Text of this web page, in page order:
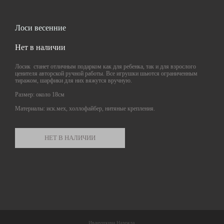
Лоси весенние
Нет в наличии
Лосик станет отличным подарком как для ребенка, так и для взрослого
ценителя авторской ручной работы. Все игрушки шьются ограниченным
тиражом, шарфики для них вяжутся вручную.
Размер: около 18см
Материалы: иск.мех, холлофайбер, нитяные крепления.
НЕТ В НАЛИЧИИ
Иванушкина Надежда.